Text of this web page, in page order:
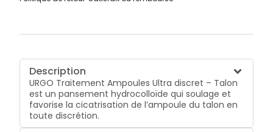
Description
URGO Traitement Ampoules Ultra discret – Talon
est un pansement hydrocolloïde qui soulage et
favorise la cicatrisation de l’ampoule du talon en
toute discrétion.